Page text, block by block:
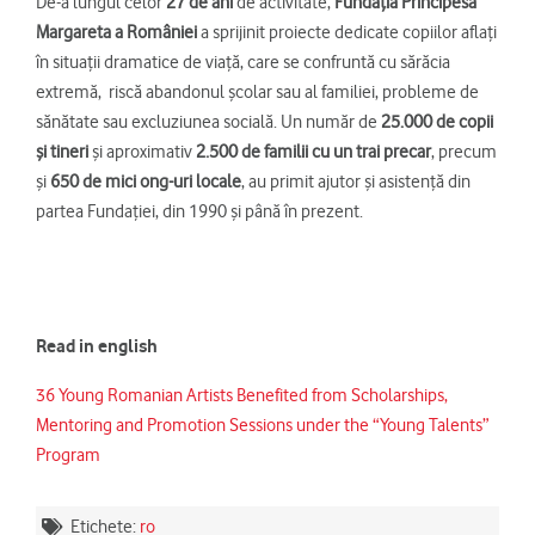
Margareta a Românieia sprijinit proiecte dedicate copiilor aflaţi
în situaţii dramatice de viaţă, care se confruntă cu sărăcia
extremă, riscă abandonul şcolar sau al familiei, probleme de
sănătate sau excluziunea socială. Un număr de 25.000 de copii
şi tineri şi aproximativ 2.500 de familii cu un trai precar, precum
şi 650 de mici ong-uri locale, au primit ajutor şi asistenţă din
partea Fundaţiei, din 1990 şi până în prezent.
Read in english
36 Young Romanian Artists Benefited from Scholarships,
Mentoring and Promotion Sessions under the “Young Talents”
Program
Etichete: ro